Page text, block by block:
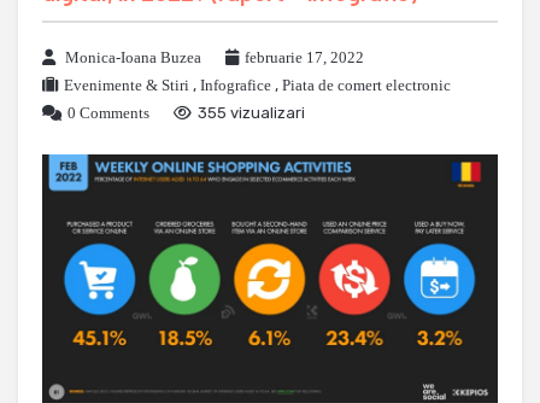
Monica-Ioana Buzea
februarie 17, 2022
Evenimente & Stiri , Infografice , Piata de comert electronic
0 Comments
355 vizualizari